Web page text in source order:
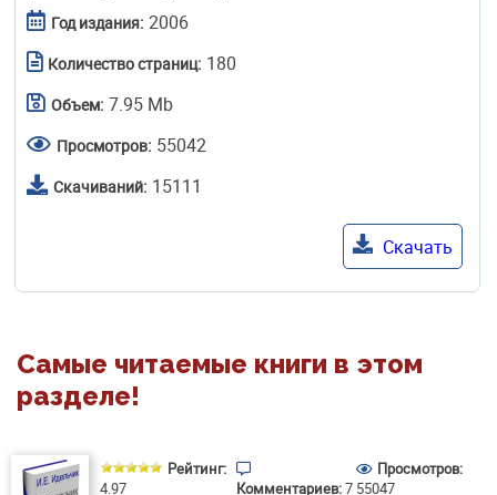
Год издания: 2006
Количество страниц: 180
Объем: 7.95 Mb
Просмотров: 55042
Скачиваний: 15111
Скачать
Самые читаемые книги в этом
разделе!
Рейтинг:
4.97
Комментариев:7
Просмотров:
55047